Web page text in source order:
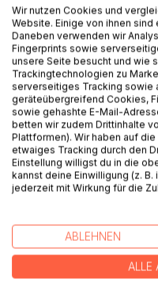
Titel bewerten
BESCHREIBUNG
Wir, die Autoren Michael
zahlreiche Projekte für
Fondsanbieter
Augenmerk legen wir auf
Wir nutzen Cookies und
Website. Einige von ihnen
Daneben verwenden wir
Fingerprints sowie
unsere Seite besucht und wie
Trackingtechnologien zu
serverseitiges Tracking sowie
geräteübergreifend Cookies,
sowie gehashte E-Mail-
betten wir zudem Drittinhalte
Plattformen). Wir haben auf
etwaiges Tracking durch den
Einstellung willigst du in die
kannst deine Einwilligung (z. B.
jederzeit mit Wirkung für die
ABLEHNEN
ALLE